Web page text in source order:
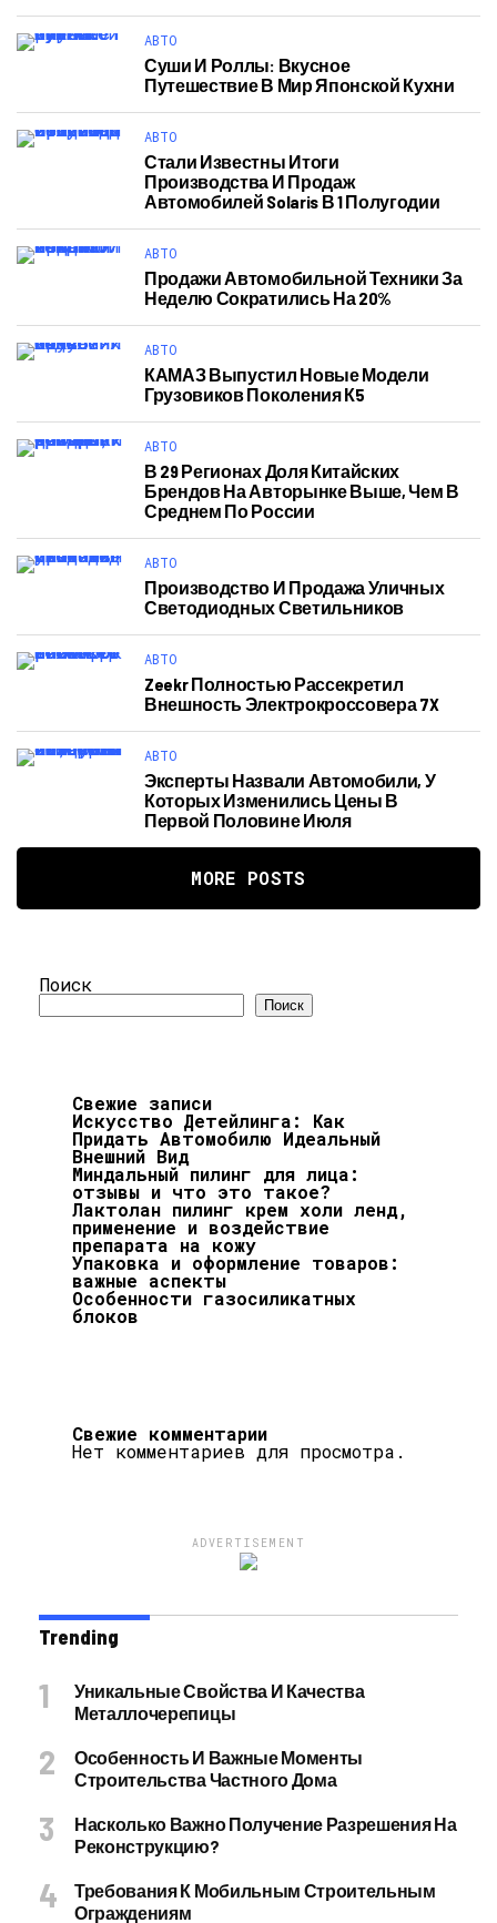
АВТО
Суши И Роллы: Вкусное
Путешествие В Мир Японской Кухни
АВТО
Стали Известны Итоги
Производства И Продаж
Автомобилей Solaris В 1 Полугодии
АВТО
Продажи Автомобильной Техники За
Неделю Сократились На 20%
АВТО
КАМАЗ Выпустил Новые Модели
Грузовиков Поколения К5
АВТО
В 29 Регионах Доля Китайских
Брендов На Авторынке Выше, Чем В
Среднем По России
АВТО
Производство И Продажа Уличных
Светодиодных Светильников
АВТО
Zeekr Полностью Рассекретил
Внешность Электрокроссовера 7X
АВТО
Эксперты Назвали Автомобили, У
Которых Изменились Цены В
Первой Половине Июля
MORE POSTS
Поиск
Поиск
Свежие записи
Искусство Детейлинга: Как
Придать Автомобилю Идеальный
Внешний Вид
Миндальный пилинг для лица:
отзывы и что это такое?
Лактолан пилинг крем холи ленд,
применение и воздействие
препарата на кожу
Упаковка и оформление товаров:
важные аспекты
Особенности газосиликатных
блоков
Свежие комментарии
Нет комментариев для просмотра.
ADVERTISEMENT
Trending
Уникальные Свойства И Качества
Металлочерепицы
Особенность И Важные Моменты
Строительства Частного Дома
Насколько Важно Получение Разрешения На
Реконструкцию?
Требования К Мобильным Строительным
Ограждениям